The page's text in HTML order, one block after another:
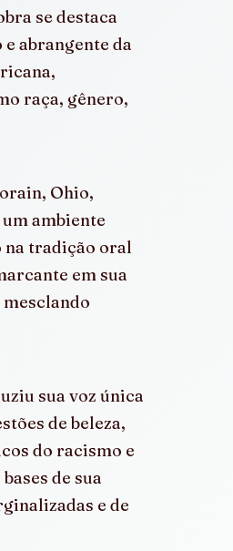
se destaca
abrangente da
raça, gênero,
Ohio,
ambiente
tradição oral
em sua
sua voz única
de beleza,
do racismo e
de sua
e de